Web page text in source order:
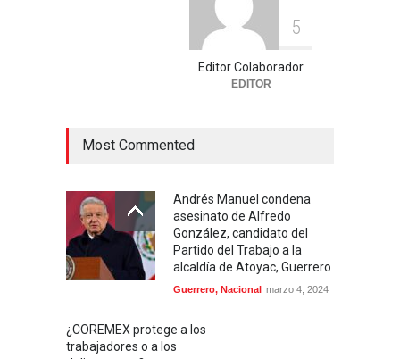
5
Editor Colaborador
EDITOR
Most Commented
Andrés Manuel condena
asesinato de Alfredo
González, candidato del
Partido del Trabajo a la
alcaldía de Atoyac, Guerrero
Guerrero, Nacional marzo 4, 2024
¿COREMEX protege a los
trabajadores o a los